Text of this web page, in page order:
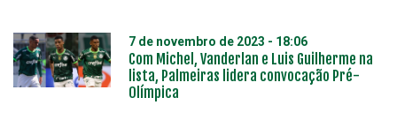
7 de novembro de 2023 - 18:06
Com Michel, Vanderlan e Luis Guilherme na
lista, Palmeiras lidera convocação Pré-
Olímpica